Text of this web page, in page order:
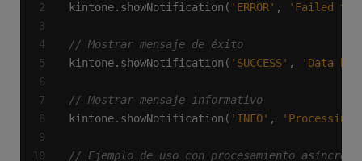
4
kintone.showNotification( 'ERROR' , 'Failed to
kintone.showNotification( 'SUCCESS' , 'Data
kintone.showNotification( 'INFO' ,